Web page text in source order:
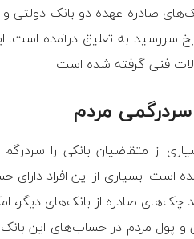
قانون چک برای چک‌های صادره عهده دو
یک ماه از تاریخ سررسید به تعلیق
فنی گرفته شده است.
مردم
از متقاضیان بانکی را
است. بسیاری از این افراد
چک‌های صادره از بانک‌های
و پول مردم در حساب‌های این